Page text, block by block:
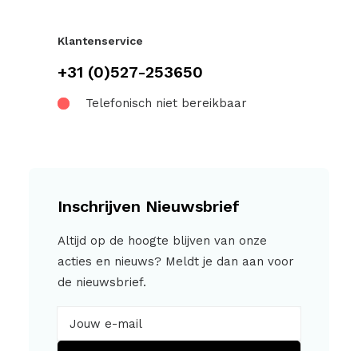
Klantenservice
+31 (0)527-253650
Telefonisch niet bereikbaar
Inschrijven Nieuwsbrief
Altijd op de hoogte blijven van onze
acties en nieuws? Meldt je dan aan voor
de nieuwsbrief.